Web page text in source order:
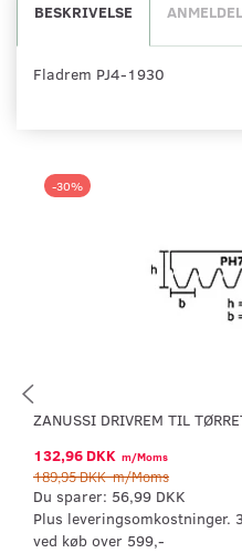
BESKRIVELSE
Fladrem PJ4-1930
-30%
ZANUSSI DRIVREM TIL
132,96 DKK m/Moms
189,95 DKKm/Moms
Du sparer: 56,99 DKK
Plus
ved køb over 599,-